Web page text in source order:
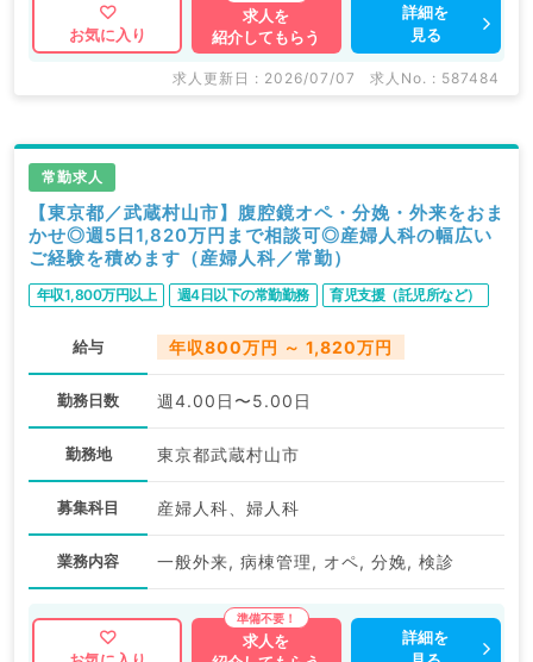
お気に入り
求人を
紹介してもらう
詳細を
見る
求人更新日 : 2026/07/07 求人No. : 587484
常勤求人
【東京都／武蔵村山市】腹腔鏡オペ・分娩・外来をおま
かせ◎週5日1,820万円まで相談可◎産婦人科の幅広い
ご経験を積めます（産婦人科／常勤）
年収1,800万円以上 週4日以下の常勤勤務 育児支援（託児所など）
給与 年収800万円 ～ 1,820万円
勤務日数 週4.00日〜5.00日
勤務地 東京都武蔵村山市
募集科目 産婦人科、婦人科
業務内容 一般外来, 病棟管理, オペ, 分娩, 検診
求人を
詳細を